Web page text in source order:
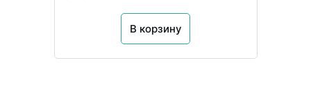
В корзину